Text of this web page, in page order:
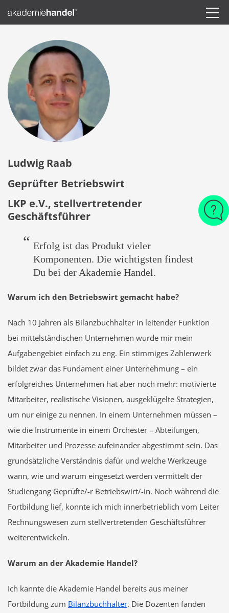
Ludwig Raab
Geprüfter Betriebswirt
LKP e.V., stellvertretender
Geschäftsführer
Erfolg ist das Produkt vieler
Komponenten. Die wichtigsten findest
Du bei der Akademie Handel.
Warum ich den Betriebswirt gemacht habe?
Nach 10 Jahren als Bilanzbuchhalter in leitender Funktion
bei mittelständischen Unternehmen wurde mir mein
Aufgabengebiet einfach zu eng. Ein stimmiges Zahlenwerk
bildet zwar das Fundament einer Unternehmung – ein
erfolgreiches Unternehmen hat aber noch mehr: motivierte
Mitarbeiter, realistische Visionen, ausgeklügelte Strategien,
um nur einige zu nennen. In einem Unternehmen müssen –
wie die Instrumente in einem Orchester – Abteilungen,
Mitarbeiter und Prozesse aufeinander abgestimmt sein. Das
grundsätzliche Verständnis dafür und welche Werkzeuge
wann, wie und warum eingesetzt werden vermittelt der
Studiengang Geprüfte/-r Betriebswirt/-in. Noch während die
Fortbildung lief, konnte ich mich innerbetrieblich vom Leiter
Rechnungswesen zum stellvertretenden Geschäftsführer
weiterentwickeln.
Warum an der Akademie Handel?
Ich kannte die Akademie Handel bereits aus meiner
Fortbildung zum Bilanzbuchhalter. Die Dozenten fanden